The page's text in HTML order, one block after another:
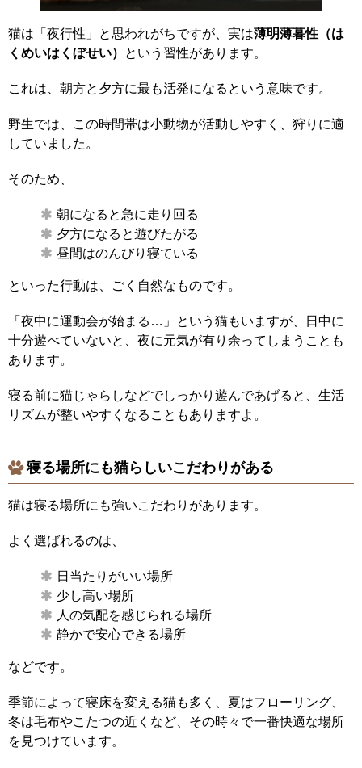
猫は「夜行性」と思われがちですが、実は薄明薄暮性（は
くめいはくぼせい）
という習性があります。
これは、朝方と夕方に最も活発になるという意味です。
野生では、この時間帯は小動物が活動しやすく、狩りに適
していました。
そのため、
朝になると急に走り回る
夕方になると遊びたがる
昼間はのんびり寝ている
といった行動は、ごく自然なものです。
「夜中に運動会が始まる…」という猫もいますが、日中に
十分遊べていないと、夜に元気が有り余ってしまうことも
あります。
寝る前に猫じゃらしなどでしっかり遊んであげると、生活
リズムが整いやすくなることもありますよ。
寝る場所にも猫らしいこだわりがある
猫は寝る場所にも強いこだわりがあります。
よく選ばれるのは、
日当たりがいい場所
少し高い場所
人の気配を感じられる場所
静かで安心できる場所
などです。
季節によって寝床を変える猫も多く、夏はフローリング、
冬は毛布やこたつの近くなど、その時々で一番快適な場所
を見つけています。